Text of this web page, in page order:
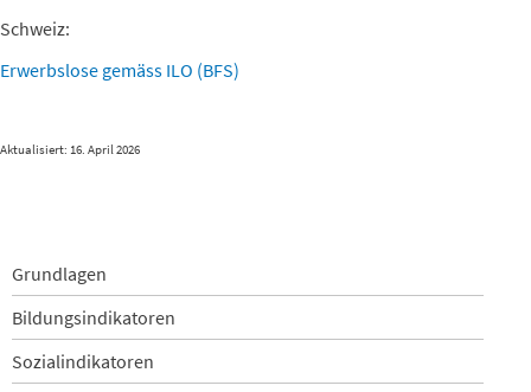
Schweiz:
Erwerbslose gemäss ILO (BFS)
Aktualisiert: 16. April 2026
Navigation
überspringen
Grundlagen
Bildungsindikatoren
Sozialindikatoren